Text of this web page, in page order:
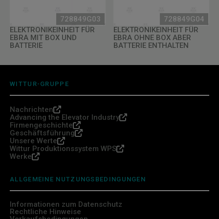
728849G03
ELEKTRONIKEINHEIT FÜR
EBRA MIT BOX UND
BATTERIE
728849G04
ELEKTRONIKEINHEIT FÜR
EBRA OHNE BOX ABER
BATTERIE ENTHALTEN
WITTUR-GRUPPE
Nachrichten
Advancing the Elevator Industry
Firmengeschichte
Geschäftsführung
Unsere Werte
Wittur Produktionssystem WPS
Werke
ALLGEMEINE NUTZUNGSBEDINGUNGEN
Informationen zum Datenschutz
Rechtliche Hinweise